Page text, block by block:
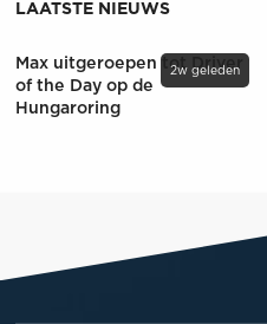
LAATSTE NIEUWS
2w geleden
Max uitgeroepen tot Driver
of the Day op de
Hungaroring